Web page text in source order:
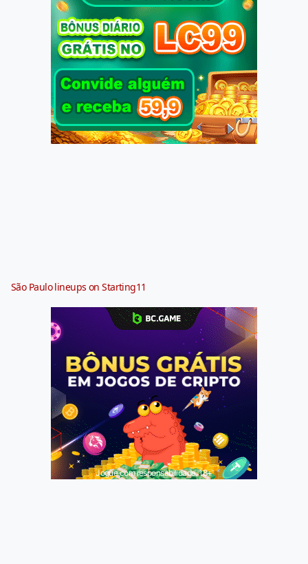
São Paulo lineups on Starting11
Jogue com responsabilidade. 18+